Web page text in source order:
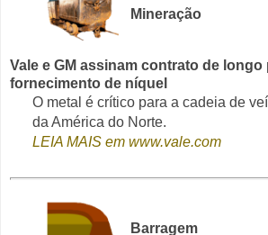
Mineração
Vale e GM assinam contrato de longo
fornecimento de níquel
O metal é crítico para a cadeia de
da América do Norte.
LEIA MAIS em www.vale.com
Barragem